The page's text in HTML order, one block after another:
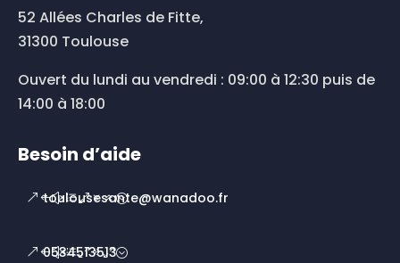
52 Allées Charles de Fitte,
31300 Toulouse
Ouvert du lundi au vendredi : 09:00 à 12:30 puis de
14:00 à 18:00
Besoin d’aide
toulousesante@wanadoo.fr
0534513513